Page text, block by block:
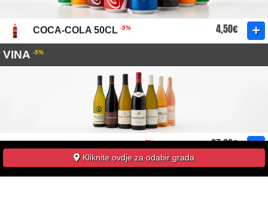
COCA-COLA 50CL -5% 4,50€
VINA -5%
-5% 27,00€
vin blanc - puglia, italie
27,00€
Kliknite ovdje za odabir grada